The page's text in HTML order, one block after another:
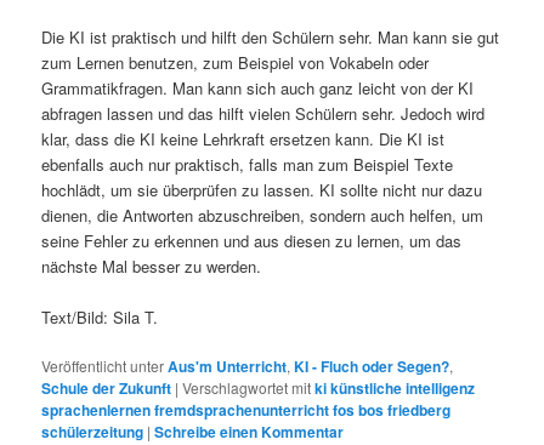
Die KI ist praktisch und hilft den Schülern sehr. Man kann sie gut
zum Lernen benutzen, zum Beispiel von Vokabeln oder
Grammatikfragen. Man kann sich auch ganz leicht von der KI
abfragen lassen und das hilft vielen Schülern sehr. Jedoch wird
klar, dass die KI keine Lehrkraft ersetzen kann. Die KI ist
ebenfalls auch nur praktisch, falls man zum Beispiel Texte
hochlädt, um sie überprüfen zu lassen. KI sollte nicht nur dazu
dienen, die Antworten abzuschreiben, sondern auch helfen, um
seine Fehler zu erkennen und aus diesen zu lernen, um das
nächste Mal besser zu werden.
Text/Bild: Sila T.
Veröffentlicht unterAus'm Unterricht,KI - Fluch oder Segen?,
Schule der Zukunft |Verschlagwortet mitki künstliche intelligenz
sprachenlernen fremdsprachenunterricht fos bos friedberg
schülerzeitung |Schreibe einen Kommentar